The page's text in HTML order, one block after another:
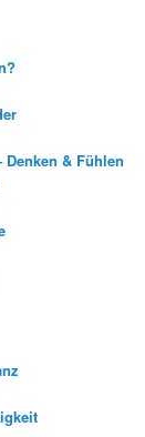
Denken & Fühlen